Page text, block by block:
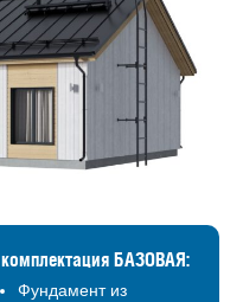
комплектация БАЗОВАЯ:
Фундамент из